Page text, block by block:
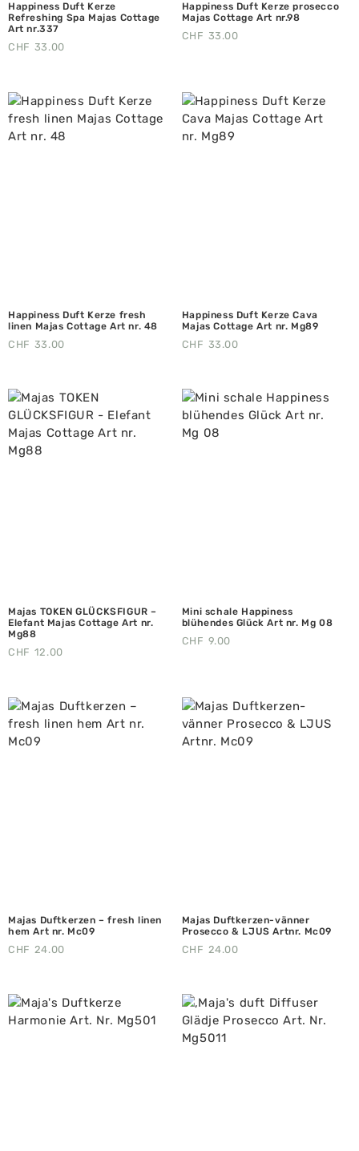
Happiness Duft Kerze
Refreshing Spa Majas Cottage
Art nr.337
CHF 33.00
Happiness Duft Kerze prosecco
Majas Cottage Art nr.98
CHF 33.00
Happiness Duft Kerze fresh
linen Majas Cottage Art nr. 48
CHF 33.00
Happiness Duft Kerze Cava
Majas Cottage Art nr. Mg89
CHF 33.00
Majas TOKEN GLÜCKSFIGUR –
Elefant Majas Cottage Art nr.
Mg88
CHF 12.00
Mini schale Happiness
blühendes Glück Art nr. Mg 08
CHF 9.00
Majas Duftkerzen – fresh linen
hem Art nr. Mc09
CHF 24.00
Majas Duftkerzen-vänner
Prosecco & LJUS Artnr. Mc09
CHF 24.00